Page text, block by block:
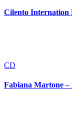
Cilento Internation
CD
Fabiana Martone –